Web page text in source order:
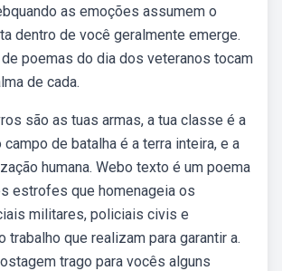
as emoções assumem o
dentro de você geralmente emerge.
poemas do dia dos veteranos tocam
de cada.
são as tuas armas, a tua classe é a
campo de batalha é a terra inteira, e a
humana. Webo texto é um poema
estrofes que homenageia os
militares, policiais civis e
trabalho que realizam para garantir a.
trago para vocês alguns